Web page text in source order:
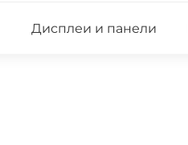
Дисплеи и панели